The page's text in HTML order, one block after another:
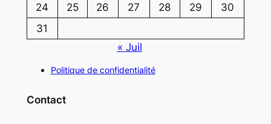
24
25 26 27 28 29
30
31
« Juil
Politique de confidentialité
Contact